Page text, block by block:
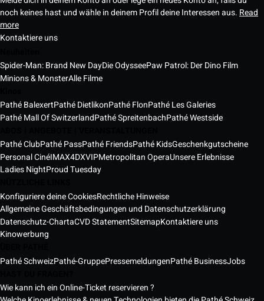
noch keines hast und wähle in deinem Profil deine Interessen aus. Read
more
Kontaktiere uns
Spider-Man: Brand New DayDie OdysseePaw Patrol: Der Dino Film
Minions & MonsterAlle Filme
Pathé BalexertPathé DietlikonPathé FlonPathé Les Galeries
Pathé Mall Of SwitzerlandPathé SpreitenbachPathé Westside
Pathé ClubPathé PassPathé FriendsPathé KidsGeschenkgutscheine
Personal CinéIMAX4DXVIPMetropolitan OperaUnsere Erlebnisse
Ladies NightProud Tuesday
Konfiguriere deine CookiesRechtliche Hinweise
Allgemeine Geschäftsbedingungen und Datenschutzerklärung
Datenschutz-ChartaCVD StatementSitemapKontaktiere uns
Kinowerbung
Pathé SchweizPathé-GruppePressemeldungenPathé BusinessJobs
Wie kann ich ein Online-Ticket reservieren ?